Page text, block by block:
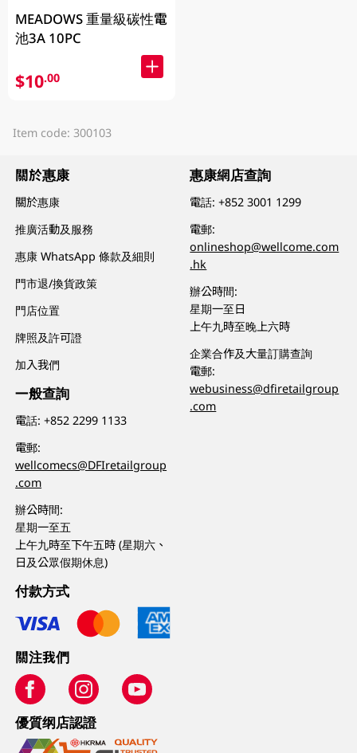
MEADOWS 重量級碳性電
池3A 10PC
$10.00
Item code: 300103
關於惠康
關於惠康
推廣活動及服務
惠康 WhatsApp 條款及細則
門市退/換貨政策
門店位置
牌照及許可證
加入我們
一般查詢
電話:+852 2299 1133
電郵:
wellcomecs@DFIretailgroup
.com
辦公時間:
星期一至五
上午九時至下午五時 (星期六、
日及公眾假期休息)
惠康網店查詢
電話:+852 3001 1299
電郵:
onlineshop@wellcome.com
.hk
辦公時間:
星期一至日
上午九時至晚上六時
企業合作及大量訂購查詢
電郵:
webusiness@dfiretailgroup
.com
付款方式
關注我們
優質纲店認證